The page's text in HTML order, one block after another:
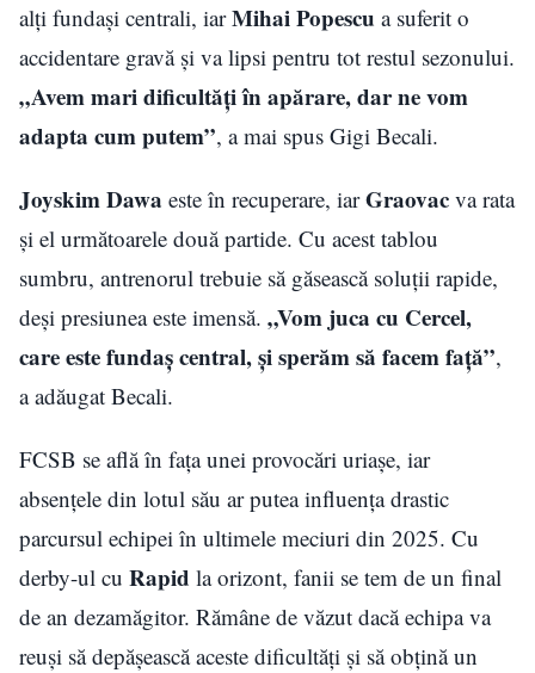
alți fundași centrali, iarMihai Popescu a suferit o
accidentare gravă și va lipsi pentru tot restul sezonului.
„Avem mari dificultăți în apărare, dar ne vom
adapta cum putem”, a mai spus Gigi Becali.
Joyskim Dawa este în recuperare, iarGraovac va rata
și el următoarele două partide. Cu acest tablou
sumbru, antrenorul trebuie să găsească soluții rapide,
deși presiunea este imensă. „Vom juca cu Cercel,
care este fundaș central, și sperăm să facem față”,
a adăugat Becali.
FCSB se află în fața unei provocări uriașe, iar
absențele din lotul său ar putea influența drastic
parcursul echipei în ultimele meciuri din 2025. Cu
derby-ul cu Rapid la orizont, fanii se tem de un final
de an dezamăgitor. Rămâne de văzut dacă echipa va
reuși să depășească aceste dificultăți și să obțină un